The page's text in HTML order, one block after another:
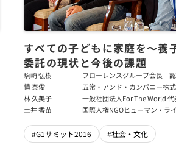
すべての子どもに家庭を～養
委託の現状と今後の課題
駒崎 弘樹
フローレンスグループ会長
ンス会長
慎 泰俊
五常・アンド・カンパニー株
林 久美子
一般社団法人For The World 代
P 取締役
土井 香苗
国際人権NGOヒューマン・ラ
#G1サミット2016 #社会・文化